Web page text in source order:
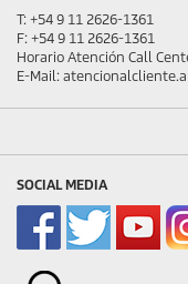
T: +54 9 11 2626-1361
F: +54 9 11 2626-1361
Horario Atención Call
E-Mail:
SOCIAL MEDIA